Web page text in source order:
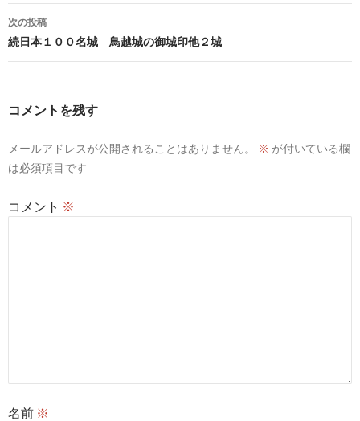
ナ
ビ
ゲ
ョ
次の投稿
続日本１００名城 鳥越城の御城印他２城
コメントを残す
メールアドレスが公開されることはありません。 ※ が付いている欄
は必須項目です
コメント ※
名前 ※